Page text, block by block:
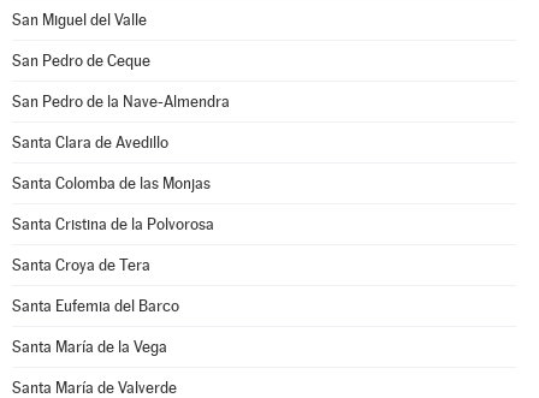
San Miguel del Valle
San Pedro de Ceque
San Pedro de la Nave-Almendra
Santa Clara de Avedillo
Santa Colomba de las Monjas
Santa Cristina de la Polvorosa
Santa Croya de Tera
Santa Eufemia del Barco
Santa María de la Vega
Santa María de Valverde